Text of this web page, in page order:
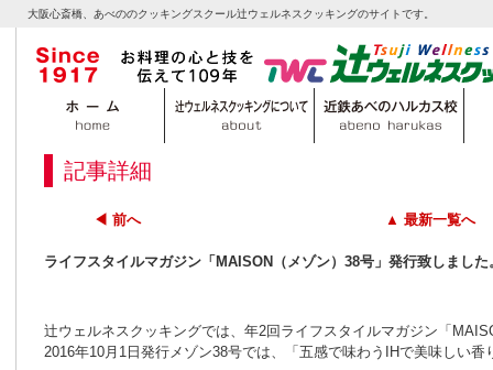
大阪心斎橋、あべののクッキングスクール辻ウェルネスクッキングのサイトです。
記事詳細
◀ 前へ ▲ 最新一覧へ
ライフスタイルマガジン「MAISON（メゾン）38号」発行致しまし
辻ウェルネスクッキングでは、年2回ライフスタイルマガジン「
2016年10月1日発行メゾン38号では、「五感で味わうIHで美味しい